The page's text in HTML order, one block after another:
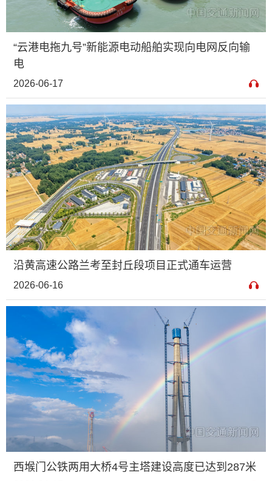
“云港电拖九号”新能源电动船舶实现向电网反向输
电
2026-06-17
沿黄高速公路兰考至封丘段项目正式通车运营
2026-06-16
西堠门公铁两用大桥4号主塔建设高度已达到287米